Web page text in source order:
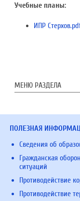
Учебные планы:
ИПР
МЕНЮ РАЗДЕЛА
ПОЛЕЗНАЯ
Сведения об
Гражданская
ситуаций
Противодействие
Противодействие